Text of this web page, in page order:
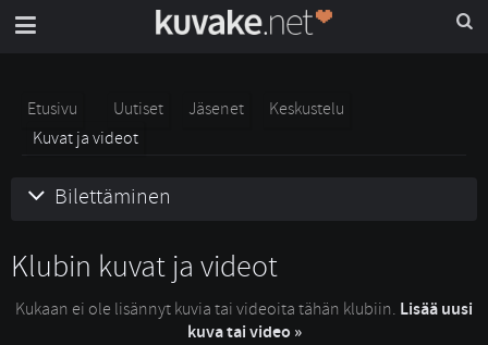
Etusivu Uutiset Jäsenet
Keskustelu
Kuvat ja videot
Bilettäminen
Klubin kuvat ja videot
Kukaan ei ole lisännyt kuvia tai videoita tähän klubiin. Lisää uusi
kuva tai video »